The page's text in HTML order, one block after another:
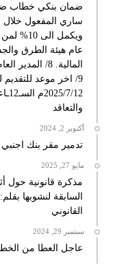
ضمان بنكي خطاب
ساري المفعول خلال
ويكمل
المالية. 8/
9/ اخر موعد
والتعاقد
أكتوبر 2, 2024
تدمير مقر بنك
مايو 27, 2025
مذكرة قانونية حول
السابقة لنشوبها
القانوني
سبتمبر 29, 2024
عاجل العطا من